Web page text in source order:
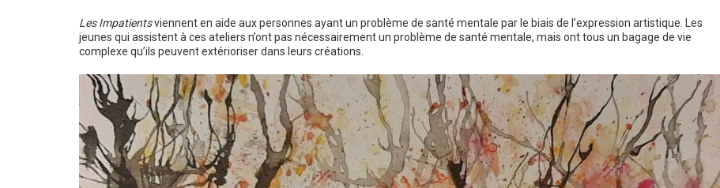
Les Impatientsviennent en aide aux personnes ayant un problème de santé mentale par le biais de l’expression artistique. Les
jeunes qui assistent à ces ateliers n’ont pas nécessairement un problème de santé mentale, mais ont tous un bagage de vie
complexe qu’ils peuvent extérioriser dans leurs créations.